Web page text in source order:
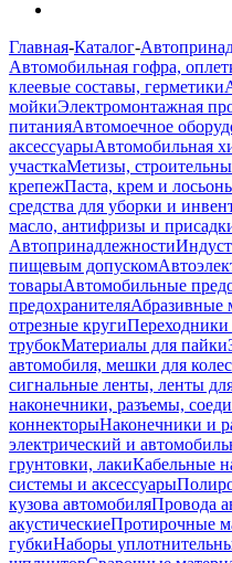
Главная-Каталог-
Автомобильная гофра,
клеевые составы, герметики
мойкиЭлектромонтажная
питанияАвтомоечное
аксессуарыАвтомобильная
участкаМетизы,
крепежПаста, крем и
средства для уборки и
масло, антифризы и
Автопринадлежности
пищевым допуском
товарыАвтомобильные
предохранителяАбразивные
отрезные кругиПереходники
трубокМатериалы для пайки
автомобиля, мешки для колес
сигнальные ленты, ленты
наконечники, разъемы,
коннекторыНаконечники и
электрический и
грунтовки, лакиКабельные
системы и аксессуары
кузова автомобиляПровода
акустическиеПротирочные
губкиНаборы